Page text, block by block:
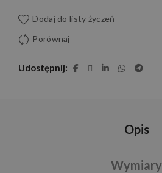
Dodaj do listy życzeń
Porównaj
Udostępnij
Opis
Wymiary